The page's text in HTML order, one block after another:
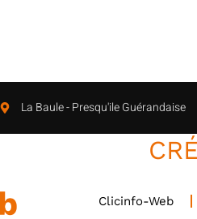
La Baule - Presqu'ile Guérandaise
Clicinfo-Web